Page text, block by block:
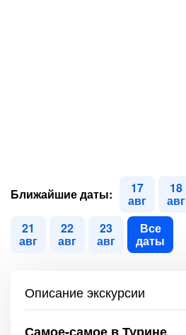
Ближайшие даты: 17
авг
18
авг
21
авг
22
авг
23
авг
Все
даты
Описание экскурсии